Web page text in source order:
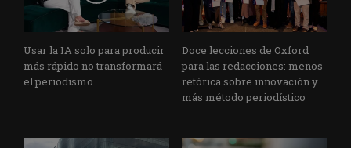
Usar la IA solo para producir
más rápido no transformará
el periodismo
Doce lecciones de Oxford
para las redacciones: menos
retórica sobre innovación y
más método periodístico